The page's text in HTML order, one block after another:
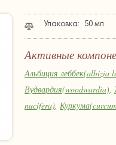
Упаковка: 50 мл
Активные
Альбиция леббек(albizia
Вудвардия(woodwardia),
nucifera),